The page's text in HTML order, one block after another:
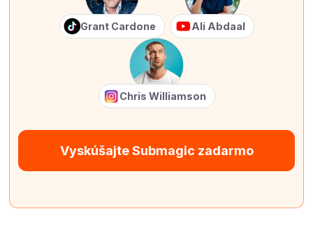
Grant Cardone Ali Abdaal
Chris Williamson
Vyskúšajte Submagic zadarmo